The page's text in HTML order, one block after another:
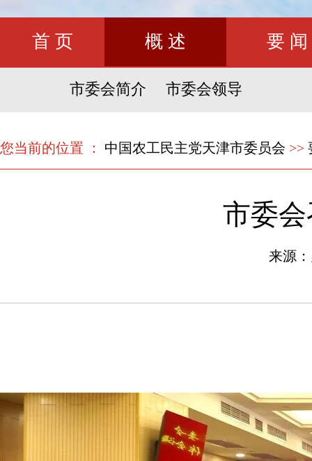
首 页 概 述 要 闻
市委会简介 市委会领导
您当前的位置 ： 中国农工民主党天津市委员会 >>
市委
来源